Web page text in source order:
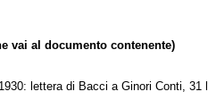
vai al documento contenente)
lettera di Bacci a Ginori Conti, 31